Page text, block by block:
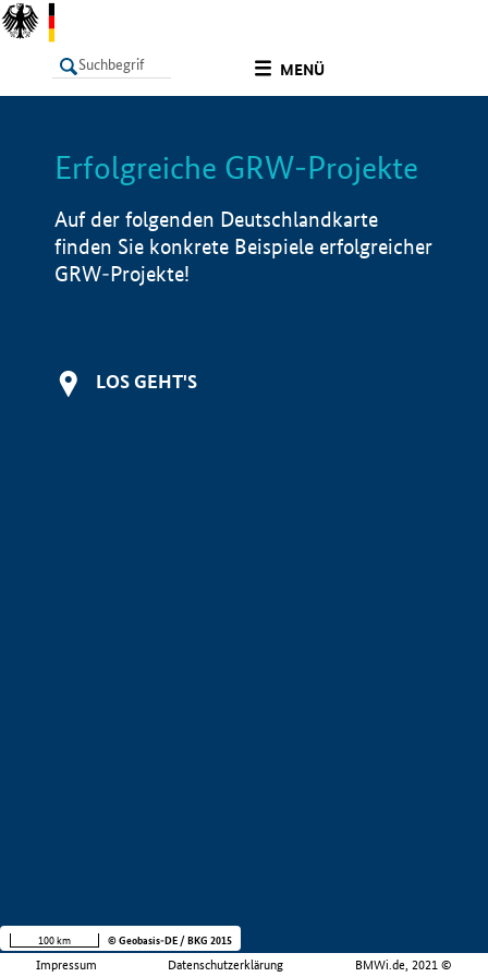
MENÜ
LISTE Info
Erfolgreiche GRW-Projekte
Auf der folgenden Deutschlandkarte
finden Sie konkrete Beispiele erfolgreicher
GRW-Projekte!
LOS GEHT'S
Impressum Datenschutzerklärung BMWi.de, 2021 ©
100 km © Geobasis-DE / BKG 2015